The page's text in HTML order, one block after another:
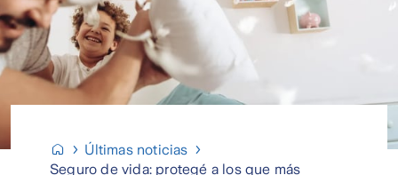
Últimas noticias
Seguro de vida: protegé a los que más